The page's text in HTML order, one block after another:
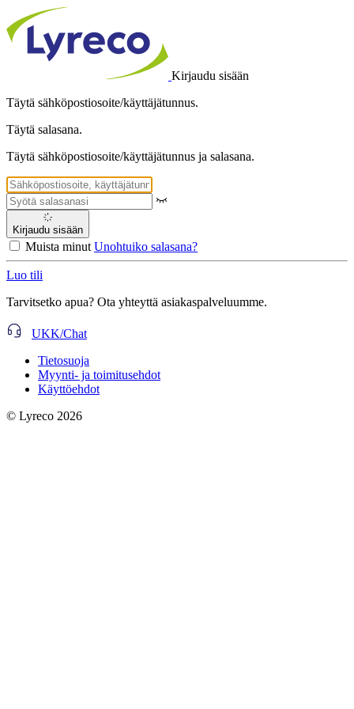
Kirjaudu sisään
Täytä sähköpostiosoite/käyttäjätunnus.
Täytä salasana.
Täytä sähköpostiosoite/käyttäjätunnus ja salasana.
Kirjaudu sisään
Muista minut Unohtuiko salasana?
Luo tili
Tarvitsetko apua? Ota yhteyttä asiakaspalveluumme.
UKK/Chat
Tietosuoja
Myynti- ja toimitusehdot
Käyttöehdot
© Lyreco 2026